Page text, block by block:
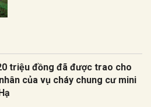
triệu đồng đã được trao cho
của vụ cháy chung cư mini